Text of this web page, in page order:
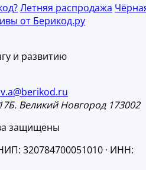
Летняя распродажа
от Берикод.ру
и развитию
Великий Новгород 173002
защищены
320784700051010 · ИНН: